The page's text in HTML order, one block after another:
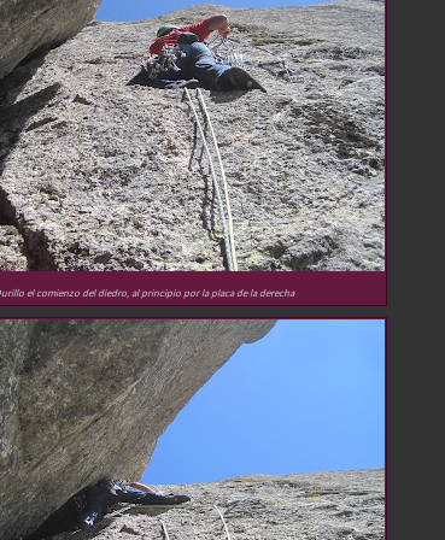
el comienzo del diedro, al principio por la placa de la derecha